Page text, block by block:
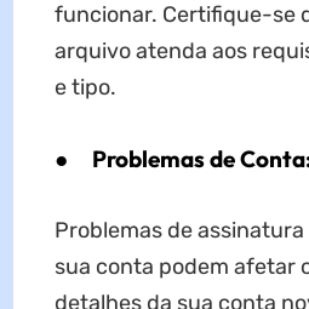
funcionar. Certifique-se
arquivo atenda aos
e tipo.
● Problemas de
Problemas de
sua conta podem afetar
detalhes da sua conta